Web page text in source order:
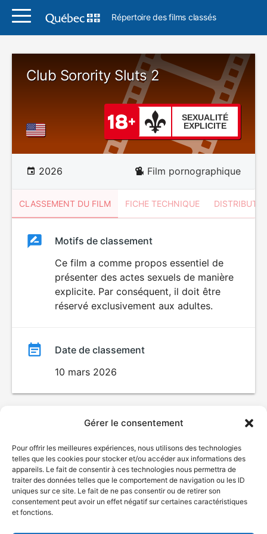
Gérer le consentement
Pour offrir les meilleures expériences, nous utilisons des technologies
telles que les cookies pour stocker et/ou accéder aux informations des
appareils. Le fait de consentir à ces technologies nous permettra de
traiter des données telles que le comportement de navigation ou les ID
uniques sur ce site. Le fait de ne pas consentir ou de retirer son
consentement peut avoir un effet négatif sur certaines caractéristiques
et fonctions.
Répertoire des films classés
Club Sorority Sluts 2
SEXUALITÉ
EXPLICITE
2026 Film pornographique
CLASSEMENT DU FILM FICHE TECHNIQUE
ClassementClassement
SEXUALITÉ
EXPLICITE
Motifs de classement
Ce film a comme propos essentiel de
présenter des actes sexuels de manière
explicite. Par conséquent, il doit être
réservé exclusivement aux adultes.
Date de classement
10 mars 2026